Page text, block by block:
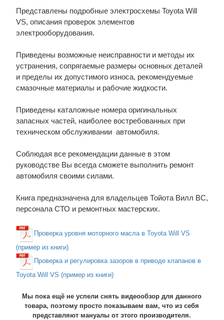
Представлены подробные электросхемы Toyota Will
VS, описания проверок элементов
электрооборудования.
Приведены возможные неисправности и методы их
устранения, сопрягаемые размеры основных деталей
и пределы их допустимого износа, рекомендуемые
смазочные материалы и рабочие жидкости.
Приведены каталожные номера оригинальных
запасных частей, наиболее востребованных при
техническом обслуживании автомобиля.
Соблюдая все рекомендации данные в этом
руководстве Вы всегда сможете выполнить ремонт
автомобиля своими силами.
Книга предназначена для владельцев Тойота Вилл ВС,
персонала СТО и ремонтных мастерских.
Проверка уровня моторного масла в Toyota Will VS
(пример из книги)
Проверка и регулировка зазоров в приводе клапанов в
Toyota Will VS (пример из книги)
Мы пока ещё не успели снять видеообзор для данного
товара, поэтому просто показываем вам, что из себя
представляют мануалы от этого производителя.